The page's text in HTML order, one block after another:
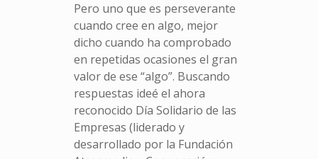
Pero uno que es perseverante
cuando cree en algo, mejor
dicho cuando ha comprobado
en repetidas ocasiones el gran
valor de ese “algo”. Buscando
respuestas ideé el ahora
reconocido Día Solidario de las
Empresas (liderado y
desarrollado por la Fundación